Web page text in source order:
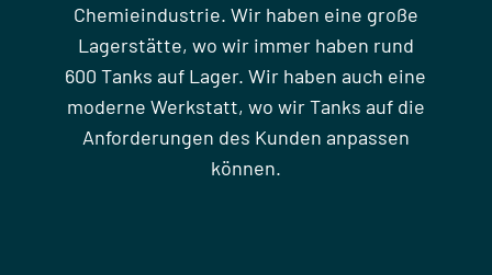
Chemieindustrie. Wir haben eine große
Lagerstätte, wo wir immer haben rund
600 Tanks auf Lager. Wir haben auch eine
moderne Werkstatt, wo wir Tanks auf die
Anforderungen des Kunden anpassen
können.